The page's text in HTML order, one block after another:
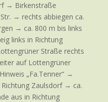
→ Birkenstraße
→ rechts abbiegen ca.
→ ca. 800 m bis links
links in Richtung
Straße rechts
auf Lottengrüner
„Fa.Tenner“ →
Zaulsdorf → ca.
aus in Richtung